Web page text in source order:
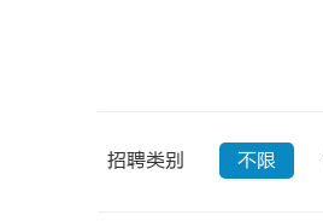
招聘类别 不限